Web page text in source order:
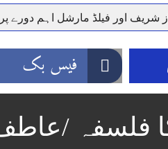
شریف اور فیلڈ مارشل اہم دورے
کا شناختی کارڈ بلاک،عدالت
کیپٹن(ر) ندیم ناصر کا دورہء
لینڈ سلائیڈنگ اور کوٹلی ستیاں کے
طارق مکمل فوجی اعزاز کے
فیس بک
کا فلسفہ /